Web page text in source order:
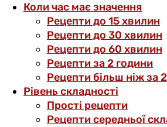
Коли час має значення
Рецепти до 15 хвилин
Рецепти до 30 хвилин
Рецепти до 60 хвилин
Рецепти за 2 години
Рецепти більш ніж за
Рівень складності
Прості рецепти
Рецепти середньої